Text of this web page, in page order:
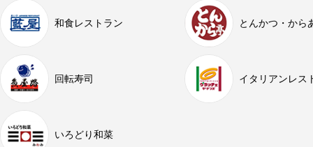
和食レストラン とんかつ・から
回転寿司 イタリアンレス
いろどり和菜